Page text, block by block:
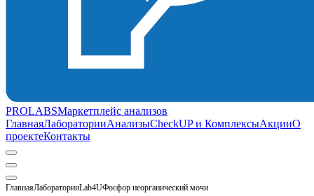
PROLABSМаркетплейс анализов
ГлавнаяЛабораторииАнализыCheckUP и КомплексыАкцииО
проектеКонтакты
ГлавнаяЛабораторииLab4UФосфор неорганический мочи